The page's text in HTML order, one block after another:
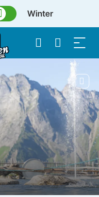
Winter